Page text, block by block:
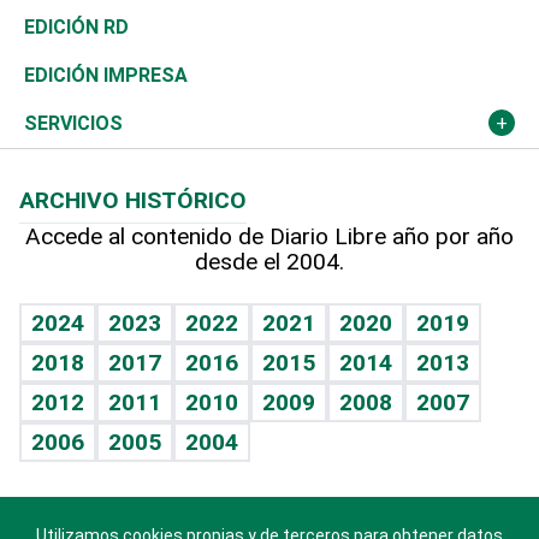
Ocenanía
Caribe
Resto del mundo
Telecom.
Global y variable
Economía personal
Sociales
Novedades
Podcast Arte Libre
Hablando con el pediatra
Vida y familia
Eñe
Celebrando la vida
Sin complejos
En pocas palabras
Tenis
Olimpismo
Más deportes
TBT Deportivo
El Espía
Noticiero Poteleche
Columnistas
Más firmas
Historia
Martes de tecnología
Cambio climático
Revista
Deportes
Opinión
Hecho en casa
Guía del dinero
EDICIÓN RD
EDICIÓN IMPRESA
SERVICIOS
Cumpleaños
Horóscopos
Crucigramas
ARCHIVO HISTÓRICO
Accede al contenido de Diario Libre año por año
desde el 2004.
2024 2023 2022 2021 2020
2019
2018
2017 2016 2015 2014
2013
2012
2011 2010 2009 2008
2007
2006
2005 2004